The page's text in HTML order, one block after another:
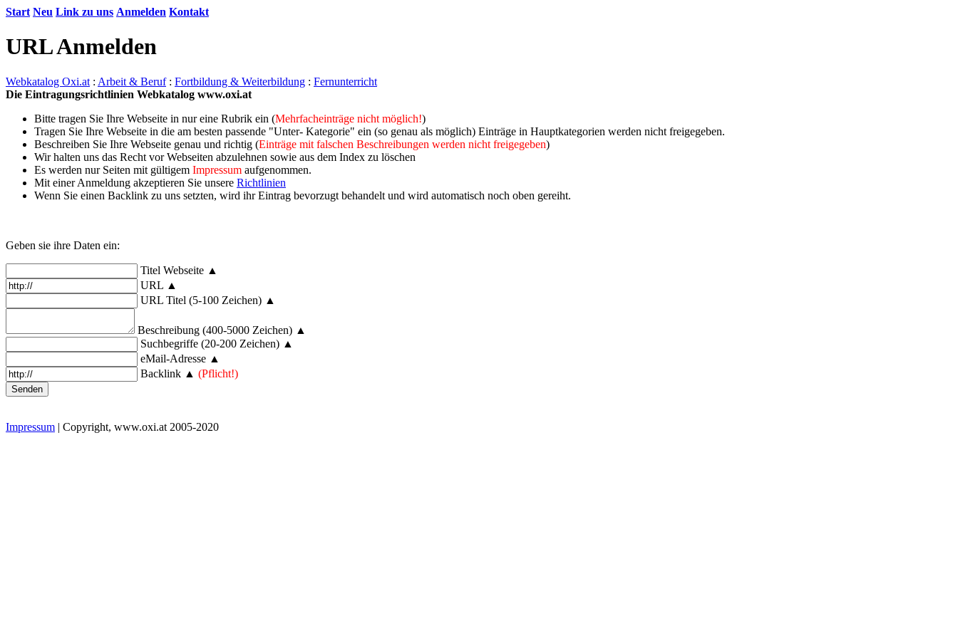
Start Neu Link zu uns Anmelden Kontakt
URL Anmelden
Webkatalog Oxi.at : Arbeit & Beruf: Fortbildung & Weiterbildung : Fernunterricht
Die Eintragungsrichtlinien Webkatalog www.oxi.at
Bitte tragen Sie Ihre Webseite in nur eine Rubrik ein (Mehrfacheinträge nicht möglich!)
Tragen Sie Ihre Webseite in die am besten passende "Unter- Kategorie" ein (so genau als möglich) Einträge in Hauptkategorien werden nicht freigegeben.
Beschreiben Sie Ihre Webseite genau und richtig (Einträge mit falschen Beschreibungen werden nicht freigegeben)
Wir halten uns das Recht vor Webseiten abzulehnen sowie aus dem Index zu löschen
Es werden nur Seiten mit gültigem Impressum aufgenommen.
Mit einer Anmeldung akzeptieren Sie unsere Richtlinien
Wenn Sie einen Backlink zu uns setzten, wird ihr Eintrag bevorzugt behandelt und wird automatisch noch oben gereiht.
Geben sie ihre Daten ein:
Titel Webseite ▲
URL ▲
URL Titel (5-100 Zeichen) ▲
Beschreibung (400-5000 Zeichen) ▲
Suchbegriffe (20-200 Zeichen) ▲
eMail-Adresse ▲
Backlink ▲ (Pflicht!)
Impressum | Copyright, www.oxi.at 2005-2020